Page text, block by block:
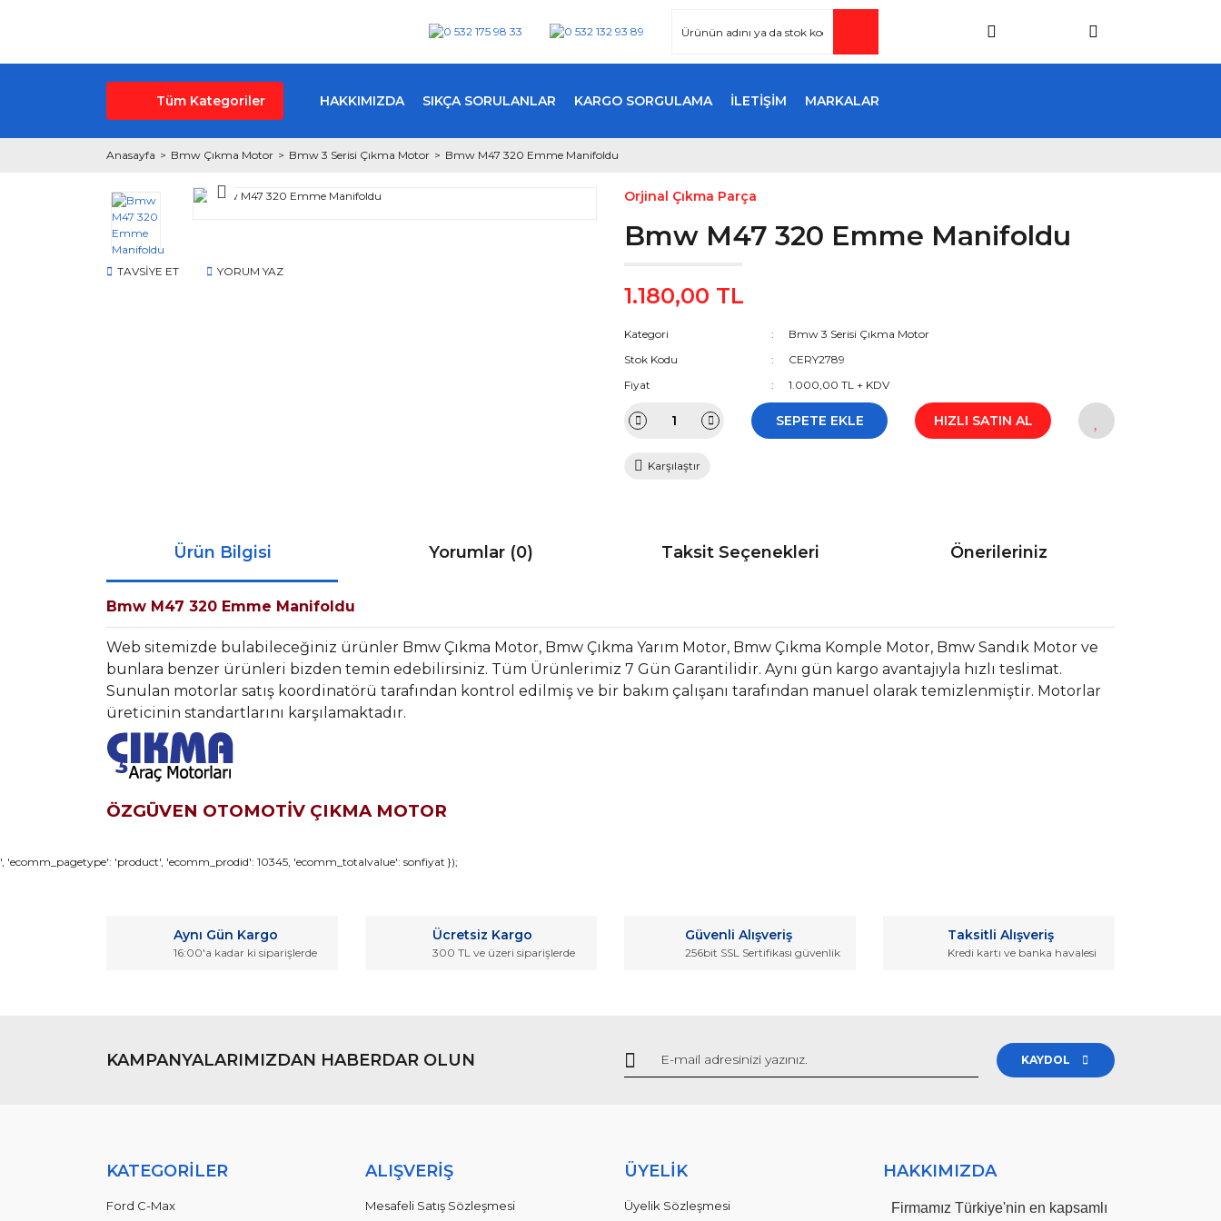
Tüm Kategoriler HAKKIMIZDA SIKÇA SORULANLAR KARGO SORGULAMA İLETİŞİM MARKALAR
Anasayfa Bmw Çıkma Motor Bmw 3 Serisi Çıkma Motor Bmw M47 320 Emme Manifoldu
TAVSİYE ET YORUM YAZ
Orjinal Çıkma Parça
Bmw M47 320 Emme Manifoldu
1.180,00 TL
Kategori
Bmw 3 Serisi Çıkma Motor
Stok Kodu
CERY2789
Fiyat
1.000,00 TL + KDV
SEPETE EKLE HIZLI SATIN AL
Karşılaştır
Ürün Bilgisi Yorumlar (0) Taksit Seçenekleri Önerileriniz
Bmw M47 320 Emme Manifoldu
Web sitemizde bulabileceğiniz ürünler Bmw Çıkma Motor, Bmw Çıkma Yarım Motor, Bmw Çıkma Komple Motor, Bmw Sandık Motor ve
bunlara benzer ürünleri bizden temin edebilirsiniz. Tüm Ürünlerimiz 7 Gün Garantilidir. Aynı gün kargo avantajıyla hızlı teslimat.
Sunulan motorlar satış koordinatörü tarafından kontrol edilmiş ve bir bakım çalışanı tarafından manuel olarak temizlenmiştir. Motorlar
üreticinin standartlarını karşılamaktadır.
ÖZGÜVEN OTOMOTİV ÇIKMA MOTOR
Bu ürünün fiyat bilgisi, resim, ürün açıklamalarında ve diğer konularda yetersiz gördüğünüz noktaları öneri formunu kullanarak tarafımıza iletebilirsiniz.
Ürün açıklamasında eksik bilgiler bulunuyor.
', 'ecomm_pagetype': 'product', 'ecomm_prodid': 10345, 'ecomm_totalvalue': sonfiyat });
Aynı Gün Kargo
16:00'a kadar ki siparişlerde
Ücretsiz Kargo
300 TL ve üzeri siparişlerde
Güvenli Alışveriş
256bit SSL Sertifikası güvenlik
Taksitli Alışveriş
Kredi kartı ve banka havalesi
KAMPANYALARIMIZDAN HABERDAR OLUN KAYDOL
KATEGORİLER
Ford C-Max
ALIŞVERİŞ
Mesafeli Satış Sözleşmesi
ÜYELİK
Üyelik Sözleşmesi
HAKKIMIZDA
Firmamız Türkiye'nin en kapsamlı